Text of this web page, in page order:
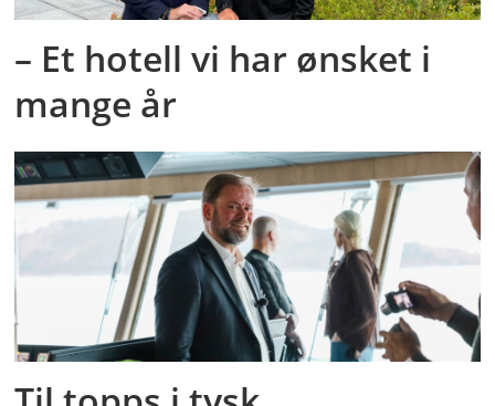
– Et hotell vi har ønsket i
mange år